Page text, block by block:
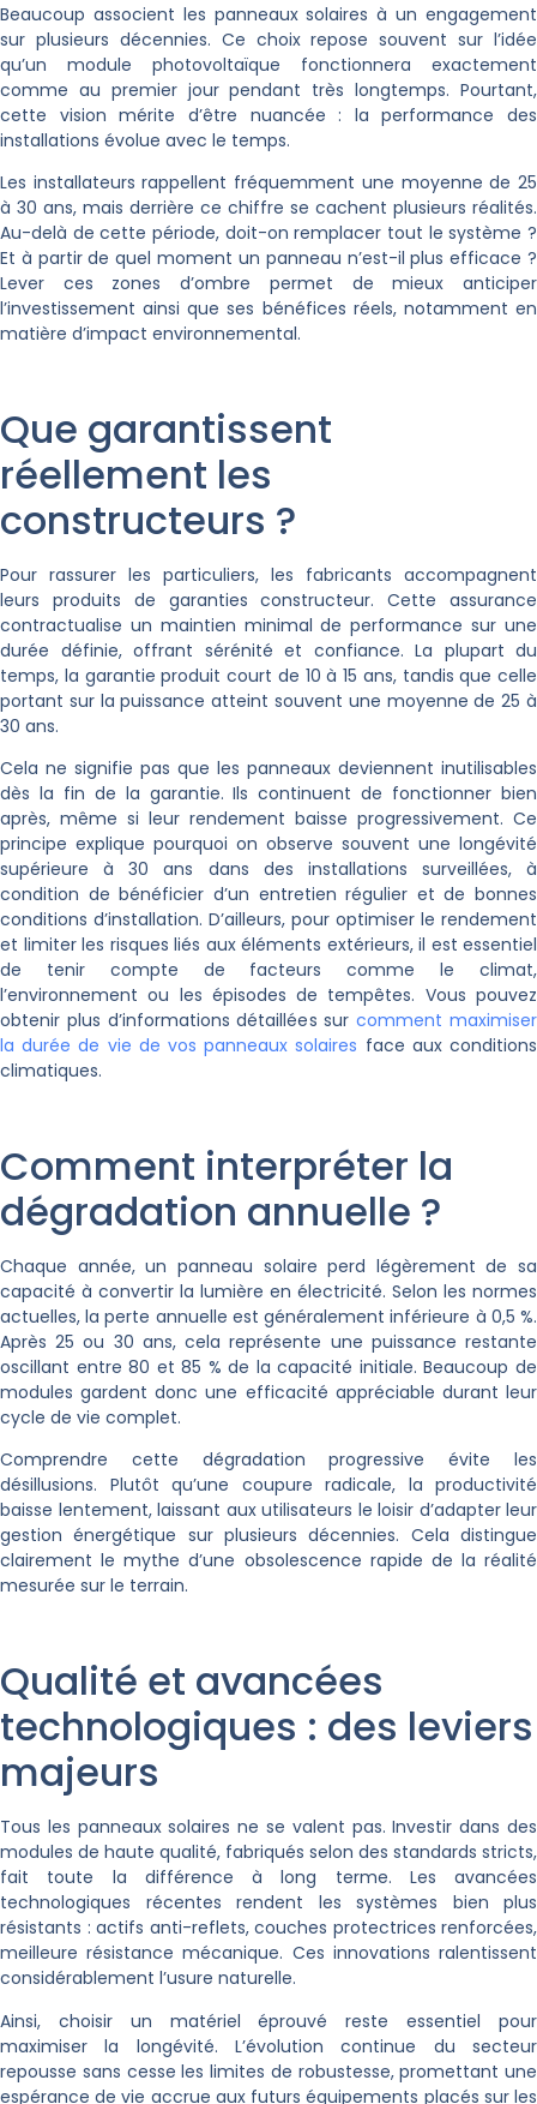
Beaucoup associent les panneaux solaires à un engagement
sur plusieurs décennies. Ce choix repose souvent sur l’idée
qu’un module photovoltaïque fonctionnera exactement
comme au premier jour pendant très longtemps. Pourtant,
cette vision mérite d’être nuancée : la performance des
installations évolue avec le temps.
Les installateurs rappellent fréquemment une moyenne de 25
à 30 ans, mais derrière ce chiffre se cachent plusieurs réalités.
Au-delà de cette période, doit-on remplacer tout le système ?
Et à partir de quel moment un panneau n’est-il plus efficace ?
Lever ces zones d’ombre permet de mieux anticiper
l’investissement ainsi que ses bénéfices réels, notamment en
matière d’impact environnemental.
Que garantissent
réellement les
constructeurs ?
Pour rassurer les particuliers, les fabricants accompagnent
leurs produits de garanties constructeur. Cette assurance
contractualise un maintien minimal de performance sur une
durée définie, offrant sérénité et confiance. La plupart du
temps, la garantie produit court de 10 à 15 ans, tandis que celle
portant sur la puissance atteint souvent une moyenne de 25 à
30 ans.
Cela ne signifie pas que les panneaux deviennent inutilisables
dès la fin de la garantie. Ils continuent de fonctionner bien
après, même si leur rendement baisse progressivement. Ce
principe explique pourquoi on observe souvent une longévité
supérieure à 30 ans dans des installations surveillées, à
condition de bénéficier d’un entretien régulier et de bonnes
conditions d’installation. D’ailleurs, pour optimiser le rendement
et limiter les risques liés aux éléments extérieurs, il est essentiel
de tenir compte de facteurs comme le climat,
l’environnement ou les épisodes de tempêtes. Vous pouvez
obtenir plus d’informations détaillées surcomment maximiser
la durée de vie de vos panneaux solaires face aux conditions
climatiques.
Comment interpréter la
dégradation annuelle ?
Chaque année, un panneau solaire perd légèrement de sa
capacité à convertir la lumière en électricité. Selon les normes
actuelles, la perte annuelle est généralement inférieure à 0,5 %.
Après 25 ou 30 ans, cela représente une puissance restante
oscillant entre 80 et 85 % de la capacité initiale. Beaucoup de
modules gardent donc une efficacité appréciable durant leur
cycle de vie complet.
Comprendre cette dégradation progressive évite les
désillusions. Plutôt qu’une coupure radicale, la productivité
baisse lentement, laissant aux utilisateurs le loisir d’adapter leur
gestion énergétique sur plusieurs décennies. Cela distingue
clairement le mythe d’une obsolescence rapide de la réalité
mesurée sur le terrain.
Qualité et avancées
technologiques : des leviers
majeurs
Tous les panneaux solaires ne se valent pas. Investir dans des
modules de haute qualité, fabriqués selon des standards stricts,
fait toute la différence à long terme. Les avancées
technologiques récentes rendent les systèmes bien plus
résistants : actifs anti-reflets, couches protectrices renforcées,
meilleure résistance mécanique. Ces innovations ralentissent
considérablement l’usure naturelle.
Ainsi, choisir un matériel éprouvé reste essentiel pour
maximiser la longévité. L’évolution continue du secteur
repousse sans cesse les limites de robustesse, promettant une
espérance de vie accrue aux futurs équipements placés sur les